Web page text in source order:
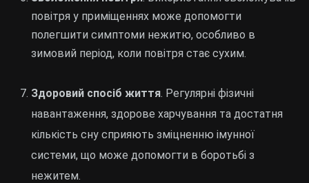
повітря у приміщеннях може допомогти
полегшити симптоми нежитю, особливо в
зимовий період, коли повітря стає сухим.
Здоровий спосіб життя. Регулярні фізичні
навантаження, здорове харчування та достатня
кількість сну сприяють зміцненню імунної
системи, що може допомогти в боротьбі з
нежитем.